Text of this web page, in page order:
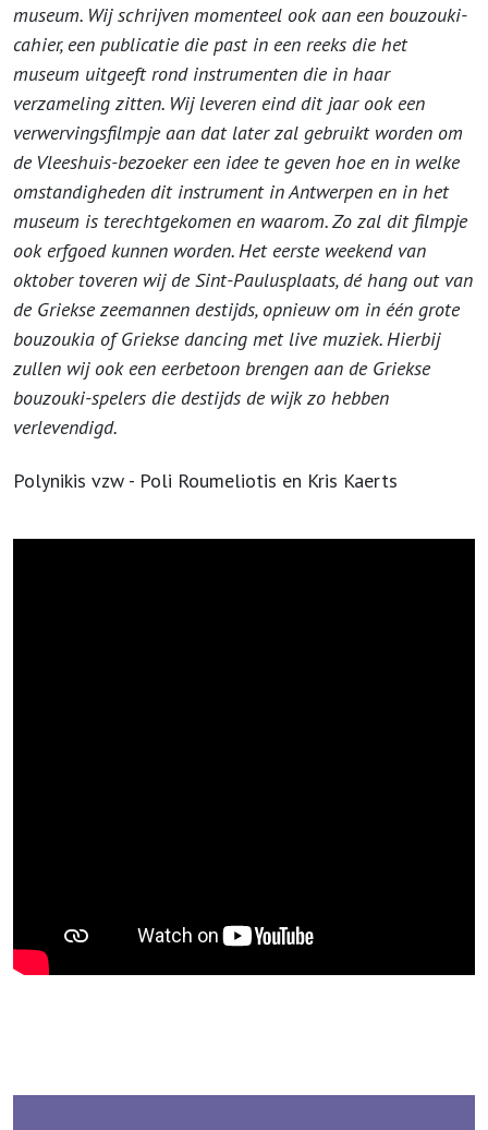
museum. Wij schrijven momenteel ook aan een bouzouki-
cahier, een publicatie die past in een reeks die het
museum uitgeeft rond instrumenten die in haar
verzameling zitten. Wij leveren eind dit jaar ook een
verwervingsfilmpje aan dat later zal gebruikt worden om
de Vleeshuis-bezoeker een idee te geven hoe en in welke
omstandigheden dit instrument in Antwerpen en in het
museum is terechtgekomen en waarom. Zo zal dit filmpje
ook erfgoed kunnen worden. Het eerste weekend van
oktober toveren wij de Sint-Paulusplaats, dé hang out van
de Griekse zeemannen destijds, opnieuw om in één grote
bouzoukia of Griekse dancing met live muziek. Hierbij
zullen wij ook een eerbetoon brengen aan de Griekse
bouzouki-spelers die destijds de wijk zo hebben
verlevendigd.
Polynikis vzw - Poli Roumeliotis en Kris Kaerts